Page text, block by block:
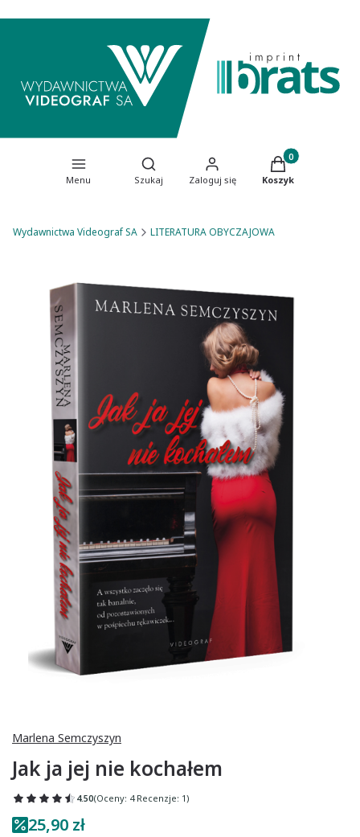
Menu
Otwórz wyszukiwarkę
Szukaj Zaloguj się
Produkty w
Koszyk
Wydawnictwa Videograf SA LITERATURA OBYCZAJOWA
Marlena Semczyszyn
Jak ja jej nie kochałem
4.50(Oceny: 4 Recenzje: 1)
25,90 zł